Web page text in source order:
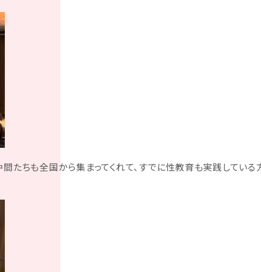
たちも全国から集まってくれて、すでに性教育も実践してい